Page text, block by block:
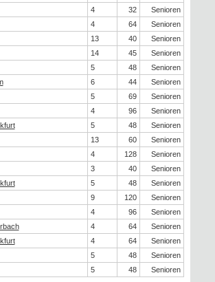
4 32
Senioren
4 64
Senioren
13 40
Senioren
14 45
Senioren
5 48
Senioren
6 44
Senioren
5 69
Senioren
4 96
Senioren
5 48
Senioren
13 60
Senioren
4 128
Senioren
3 40
Senioren
5 48
Senioren
9 120
Senioren
4 96
Senioren
4 64
Senioren
4 64
Senioren
5 48
Senioren
5 48 Senioren